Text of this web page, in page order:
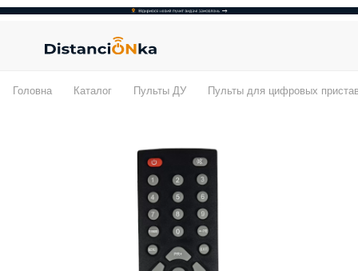
Головна Каталог Пульты ДУ Пульты для цифровых